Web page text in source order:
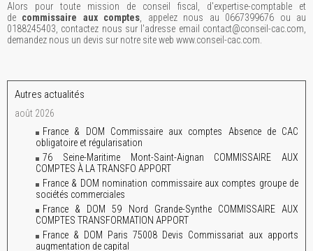
Alors pour toute mission de conseil fiscal, d'expertise-comptable et
de commissaire aux comptes , appelez nous au 0667399676 ou au
0188245403, contactez nous sur l'adresse email contact@conseil-cac.com,
demandez nous un devis sur notre site web www.conseil-cac.com.
Autres actualités
août 2026
France & DOM Commissaire aux comptes Absence de CAC
obligatoire et régularisation
76 Seine-Maritime Mont-Saint-Aignan COMMISSAIRE AUX
COMPTES À LA TRANSFO APPORT
France & DOM nomination commissaire aux comptes groupe de
sociétés commerciales
France & DOM 59 Nord Grande-Synthe COMMISSAIRE AUX
COMPTES TRANSFORMATION APPORT
France & DOM Paris 75008 Devis Commissariat aux apports
augmentation de capital